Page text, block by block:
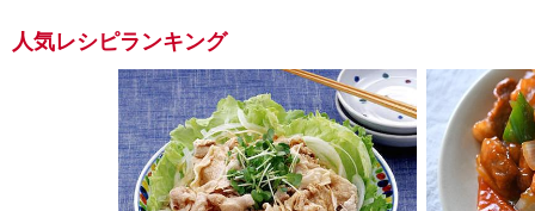
人気レシピランキング